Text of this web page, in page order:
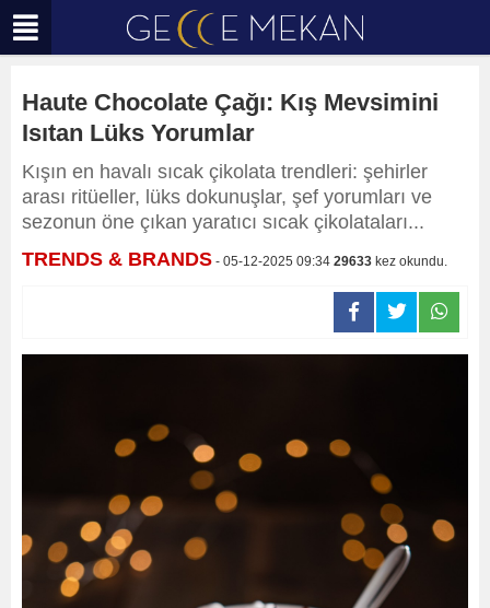
Haute Chocolate Çağı: Kış Mevsimini
Isıtan Lüks Yorumlar
Kışın en havalı sıcak çikolata trendleri: şehirler
arası ritüeller, lüks dokunuşlar, şef yorumları ve
sezonun öne çıkan yaratıcı sıcak çikolataları...
TRENDS & BRANDS - 05-12-2025 09:34 29633 kez okundu.